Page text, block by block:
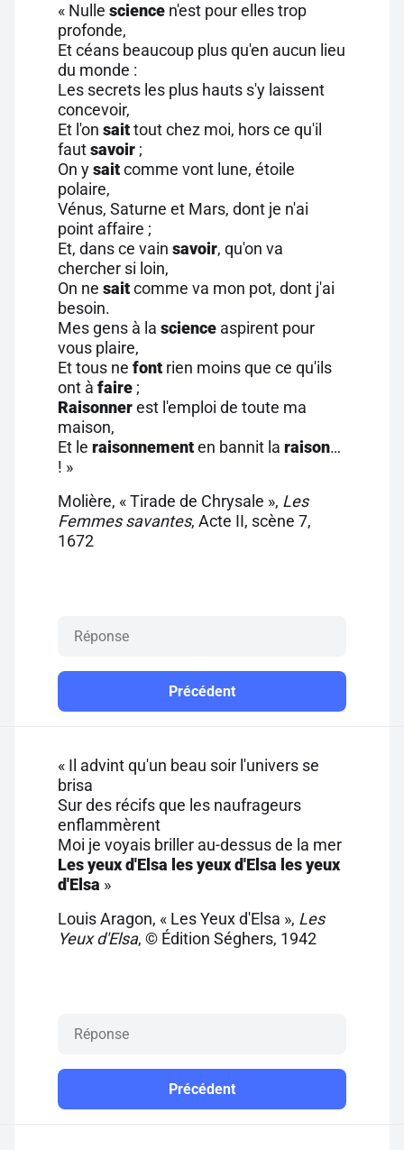
« Nulle science n'est pour elles trop
profonde,
Et céans beaucoup plus qu'en aucun lieu
du monde :
Les secrets les plus hauts s'y laissent
concevoir,
Et l'on saittout chez moi, hors ce qu'il
fautsavoir ;
On ysaitcomme vont lune, étoile
polaire,
Vénus, Saturne et Mars, dont je n'ai
point affaire ;
Et, dans ce vain savoir, qu'on va
chercher si loin,
On ne saitcomme va mon pot, dont j'ai
besoin.
Mes gens à la science aspirent pour
vous plaire,
Et tous ne font rien moins que ce qu'ils
ont à faire ;
Raisonnerest l'emploi de toute ma
maison,
Et le raisonnementen bannit la raison…
! »
Molière, « Tirade de Chrysale », Les
Femmes savantes, Acte II, scène 7,
1672
Précédent
« Il advint qu'un beau soir l'univers se
brisa
Sur des récifs que les naufrageurs
enflammèrent
Moi je voyais briller au-dessus de la mer
Les yeux d'Elsa les yeux d'Elsa les yeux
d'Elsa »
Louis Aragon, « Les Yeux d'Elsa », Les
Yeux d'Elsa, © Édition Séghers, 1942
Précédent